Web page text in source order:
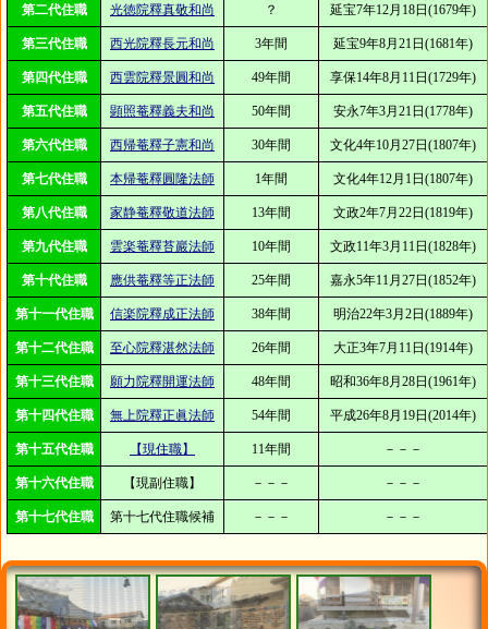
第二代住職 光徳院釋真敬和尚 ？ 延宝7年12月18日(1679年)
第三代住職 西光院釋長元和尚 3年間 延宝9年8月21日(1681年)
第四代住職 西雲院釋景圓和尚 49年間 享保14年8月11日(1729年)
第五代住職 顕照菴釋義夫和尚 50年間 安永7年3月21日(1778年)
第六代住職 西帰菴釋子憲和尚 30年間 文化4年10月27日(1807年)
第七代住職 本帰菴釋圓隆法師 1年間 文化4年12月1日(1807年)
第八代住職 家静菴釋敬道法師 13年間 文政2年7月22日(1819年)
第九代住職 雲楽菴釋苔巖法師 10年間 文政11年3月11日(1828年)
第十代住職 應供菴釋等正法師 25年間 嘉永5年11月27日(1852年)
第十一代住職 信楽院釋成正法師 38年間 明治22年3月2日(1889年)
第十二代住職 至心院釋湛然法師 26年間 大正3年7月11日(1914年)
第十三代住職 願力院釋開運法師 48年間 昭和36年8月28日(1961年)
第十四代住職 無上院釋正眞法師 54年間 平成26年8月19日(2014年)
第十五代住職 【現住職】 11年間 －－－
第十六代住職 【現副住職】 －－－ －－－
第十七代住職 第十七代住職候補 －－－ －－－